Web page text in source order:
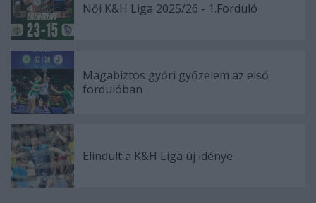
Női K&H Liga 2025/26 - 1.Forduló
Magabiztos győri győzelem az első
fordulóban
Elindult a K&H Liga új idénye